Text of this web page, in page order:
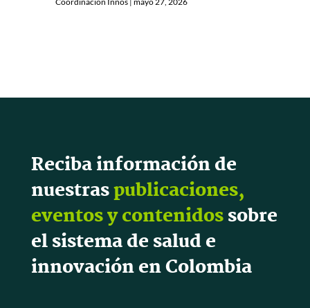
Reciba información de
nuestraspublicaciones,
eventos y contenidossobre
el sistema de salud e
innovación en Colombia